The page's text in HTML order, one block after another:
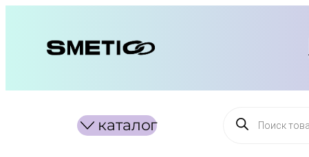
содержимому
каталог
Поиск
товаров